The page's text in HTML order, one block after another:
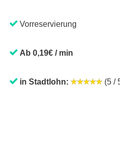
Vorreservierung
Ab 0,19€ / min
in Stadtlohn: (5 /